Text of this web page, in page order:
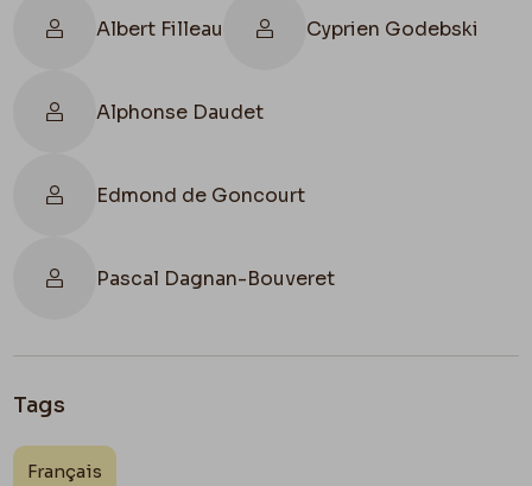
Albert Filleau Cyprien Godebski
Alphonse Daudet
Edmond de Goncourt
Pascal Dagnan-Bouveret
Tags
Français